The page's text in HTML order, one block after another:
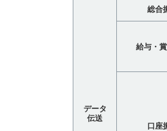
データ
伝送
総合
給与・
口座